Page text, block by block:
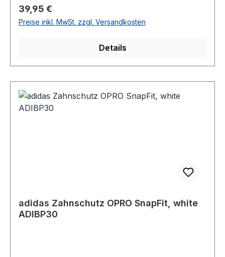
Regulärer Preis:
39,95 €
Preise inkl. MwSt. zzgl. Versandkosten
Details
adidas Zahnschutz OPRO SnapFit, white
ADIBP30